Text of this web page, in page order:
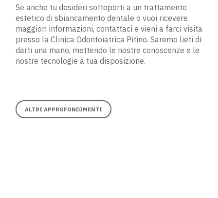
Se anche tu desideri sottoporti a un trattamento
estetico di sbiancamento dentale o vuoi ricevere
maggiori informazioni, contattaci e vieni a farci visita
presso la Clinica Odontoiatrica Pitino. Saremo lieti di
darti una mano, mettendo le nostre conoscenze e le
nostre tecnologie a tua disposizione.
ALTRI APPROFONDIMENTI